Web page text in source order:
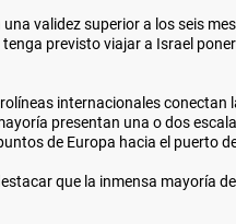
validez superior a los seis
previsto viajar a Israel
internacionales
presentan una o dos
de Europa hacia el puerto
que la inmensa mayoría